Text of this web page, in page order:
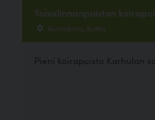
Toivelinnanpuiston
Aumakatu, Kotka
Pieni koirapuisto Karhulan